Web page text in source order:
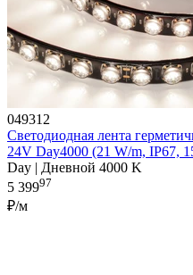
049312
Светодиодная лента
24V Day4000 (21 W/m, IP67,
Day | Дневной 4000 K
5 39997
₽/м